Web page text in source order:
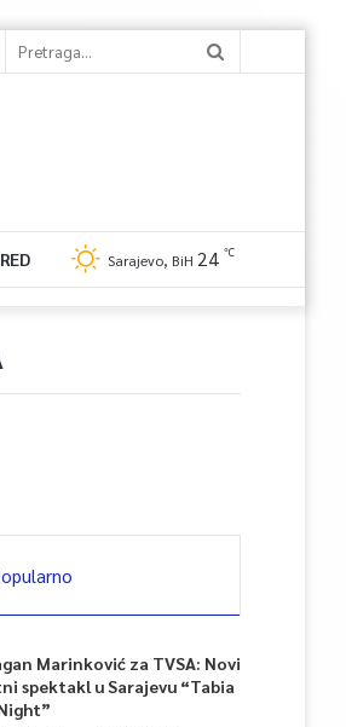
Sarajevo, BiH 24 ℃
Marinković za TVSA: Novi
spektakl u Sarajevu “Tabia